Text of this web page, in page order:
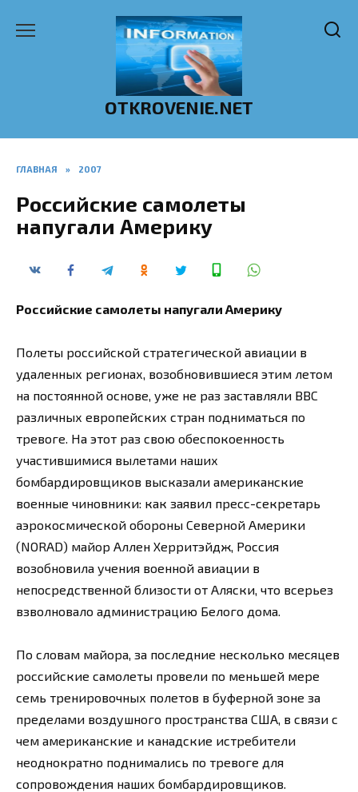
OTKROVENIE.NET
ГЛАВНАЯ » 2007
Российские самолеты
напугали Америку
Российские самолеты напугали Америку
Полеты российской стратегической авиации в
удаленных регионах, возобновившиеся этим летом
на постоянной основе, уже не раз заставляли ВВС
различных европейских стран подниматься по
тревоге. На этот раз свою обеспокоенность
участившимися вылетами наших
бомбардировщиков высказали американские
военные чиновники: как заявил пресс-секретарь
аэрокосмической обороны Северной Америки
(NORAD) майор Аллен Херритэйдж, Россия
возобновила учения военной авиации в
непосредственной близости от Аляски, что всерьез
взволновало администрацию Белого дома.
По словам майора, за последние несколько месяцев
российские самолеты провели по меньшей мере
семь тренировочных полетов в буферной зоне за
пределами воздушного пространства США, в связи с
чем американские и канадские истребители
неоднократно поднимались по тревоге для
сопровождения наших бомбардировщиков.